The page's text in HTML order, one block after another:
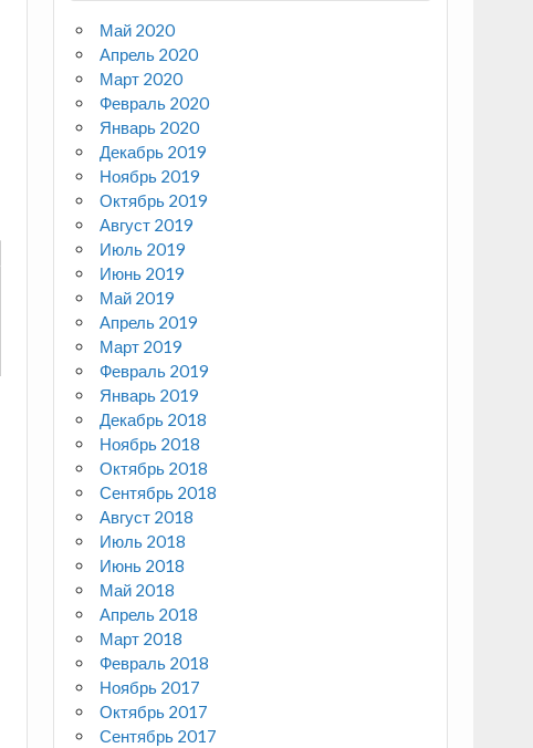
Май 2020
Апрель 2020
Март 2020
Февраль 2020
Январь 2020
Декабрь 2019
Ноябрь 2019
Октябрь 2019
Август 2019
Июль 2019
Июнь 2019
Май 2019
Апрель 2019
Март 2019
Февраль 2019
Январь 2019
Декабрь 2018
Ноябрь 2018
Октябрь 2018
Сентябрь 2018
Август 2018
Июль 2018
Июнь 2018
Май 2018
Апрель 2018
Март 2018
Февраль 2018
Ноябрь 2017
Октябрь 2017
Сентябрь 2017